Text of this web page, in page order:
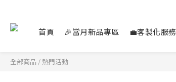
首頁 🎉當月新品專區 💼客製化服務
全部商品 /熱門活動